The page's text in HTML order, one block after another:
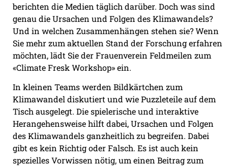
berichten die Medien täglich darüber. Doch was sind
genau die Ursachen und Folgen des Klimawandels?
Und in welchen Zusammenhängen stehen sie? Wenn
Sie mehr zum aktuellen Stand der Forschung erfahren
möchten, lädt Sie der Frauenverein Feldmeilen zum
«Climate Fresk Workshop» ein.
In kleinen Teams werden Bildkärtchen zum
Klimawandel diskutiert und wie Puzzleteile auf dem
Tisch ausgelegt. Die spielerische und interaktive
Herangehensweise hilft dabei, Ursachen und Folgen
des Klimawandels ganzheitlich zu begreifen. Dabei
gibt es kein Richtig oder Falsch. Es ist auch kein
spezielles Vorwissen nötig, um einen Beitrag zum